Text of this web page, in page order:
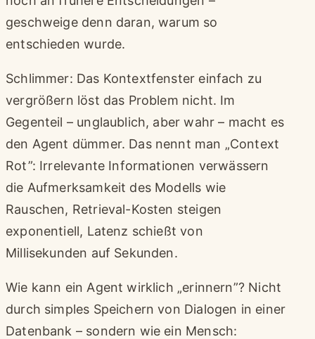
geschweige denn daran, warum so
entschieden wurde.
Schlimmer: Das Kontextfenster einfach zu
vergrößern löst das Problem nicht. Im
Gegenteil – unglaublich, aber wahr – macht es
den Agent dümmer. Das nennt man „Context
Rot”: Irrelevante Informationen verwässern
die Aufmerksamkeit des Modells wie
Rauschen, Retrieval-Kosten steigen
exponentiell, Latenz schießt von
Millisekunden auf Sekunden.
Wie kann ein Agent wirklich „erinnern”? Nicht
durch simples Speichern von Dialogen in einer
Datenbank – sondern wie ein Mensch: